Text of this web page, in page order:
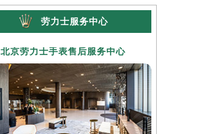
劳力士服务中心
北京劳力士手表售后服务中心